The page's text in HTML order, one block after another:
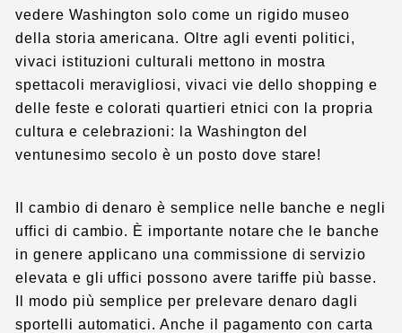
vedere Washington solo come un rigido museo
della storia americana. Oltre agli eventi politici,
vivaci istituzioni culturali mettono in mostra
spettacoli meravigliosi, vivaci vie dello shopping e
delle feste e colorati quartieri etnici con la propria
cultura e celebrazioni: la Washington del
ventunesimo secolo è un posto dove stare!
Il cambio di denaro è semplice nelle banche e negli
uffici di cambio. È importante notare che le banche
in genere applicano una commissione di servizio
elevata e gli uffici possono avere tariffe più basse.
Il modo più semplice per prelevare denaro dagli
sportelli automatici. Anche il pagamento con carta